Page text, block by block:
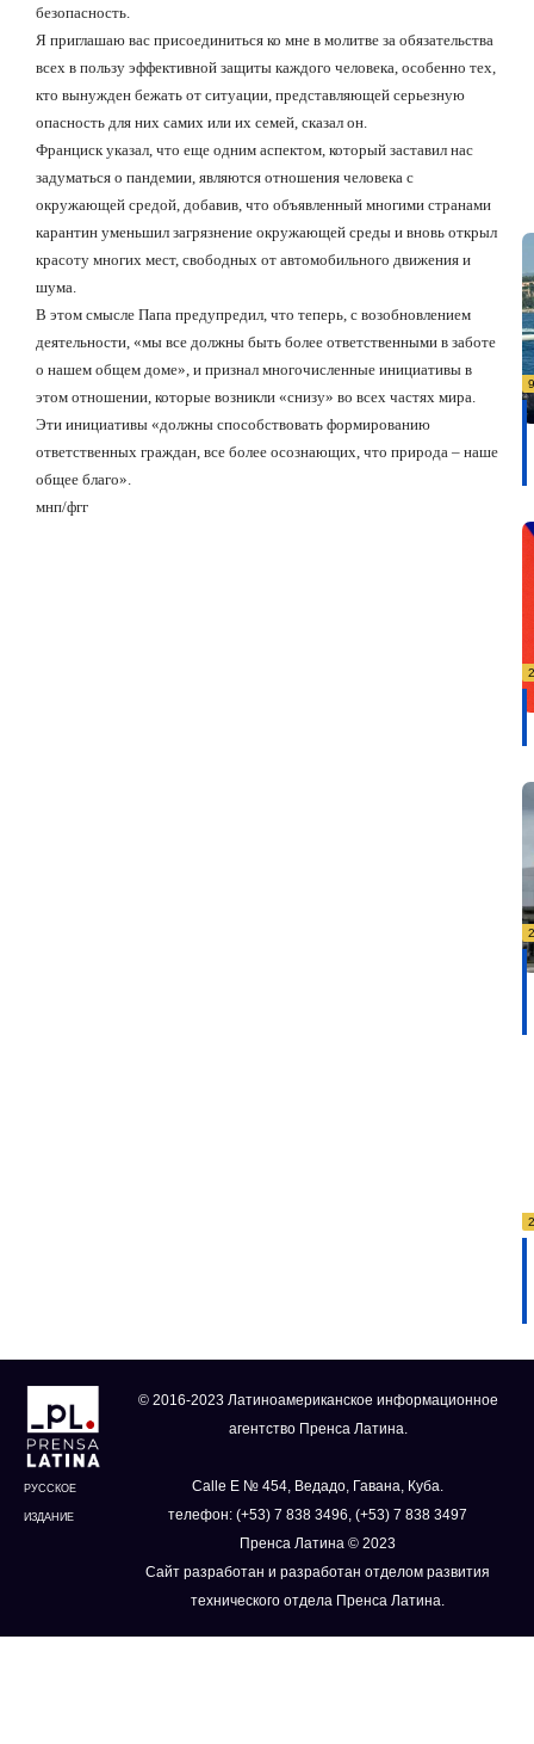
безопасность.
Я приглашаю вас присоединиться ко мне в молитве за обязательства
всех в пользу эффективной защиты каждого человека, особенно тех,
кто вынужден бежать от ситуации, представляющей серьезную
опасность для них самих или их семей, сказал он.
Франциск указал, что еще одним аспектом, который заставил нас
задуматься о пандемии, являются отношения человека с
окружающей средой, добавив, что объявленный многими странами
карантин уменьшил загрязнение окружающей среды и вновь открыл
красоту многих мест, свободных от автомобильного движения и
шума.
В этом смысле Папа предупредил, что теперь, с возобновлением
деятельности, «мы все должны быть более ответственными в заботе
о нашем общем доме», и признал многочисленные инициативы в
этом отношении, которые возникли «снизу» во всех частях мира.
Эти инициативы «должны способствовать формированию
ответственных граждан, все более осознающих, что природа – наше
общее благо».
мнп/фгг
РУССКОЕ
ИЗДАНИЕ
© 2016-2023 Латиноамериканское информационное
агентство Пренса Латина.
Calle E № 454, Ведадо, Гавана, Куба.
телефон: (+53) 7 838 3496, (+53) 7 838 3497
Пренса Латина © 2023
Сайт разработан и разработан отделом развития
технического отдела Пренса Латина.